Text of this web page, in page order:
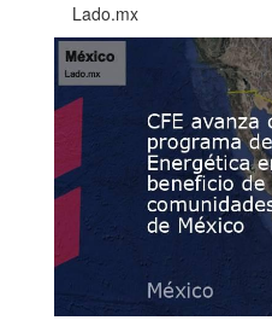
Lado.mx